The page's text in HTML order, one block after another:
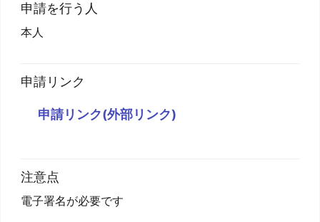
申請を行う人
本人
申請リンク
申請リンク(外部リンク)
注意点
電子署名が必要です